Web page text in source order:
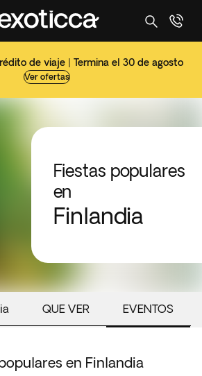
de viaje | Termina el 30 de agosto
Ver ofertas
Fiestas populares
en
Finlandia
QUE VER EVENTOS
en Finlandia